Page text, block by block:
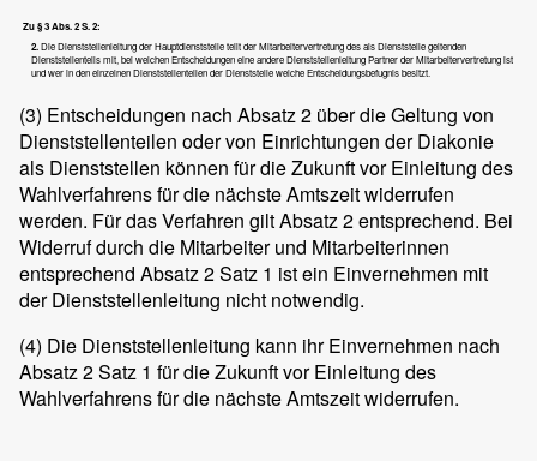
Zu § 3 Abs. 2 S. 2:
2.Die Dienststellenleitung der Hauptdienststelle teilt der Mitarbeitervertretung des als Dienststelle geltenden
Dienststellenteils mit, bei welchen Entscheidungen eine andere Dienststellenleitung Partner der Mitarbeitervertretung ist
und wer in den einzelnen Dienststellenteilen der Dienststelle welche Entscheidungsbefugnis besitzt.
(3) Entscheidungen nach Absatz 2 über die Geltung von
Dienststellenteilen oder von Einrichtungen der Diakonie
als Dienststellen können für die Zukunft vor Einleitung des
Wahlverfahrens für die nächste Amtszeit widerrufen
werden. Für das Verfahren gilt Absatz 2 entsprechend. Bei
Widerruf durch die Mitarbeiter und Mitarbeiterinnen
entsprechend Absatz 2 Satz 1 ist ein Einvernehmen mit
der Dienststellenleitung nicht notwendig.
(4) Die Dienststellenleitung kann ihr Einvernehmen nach
Absatz 2 Satz 1 für die Zukunft vor Einleitung des
Wahlverfahrens für die nächste Amtszeit widerrufen.